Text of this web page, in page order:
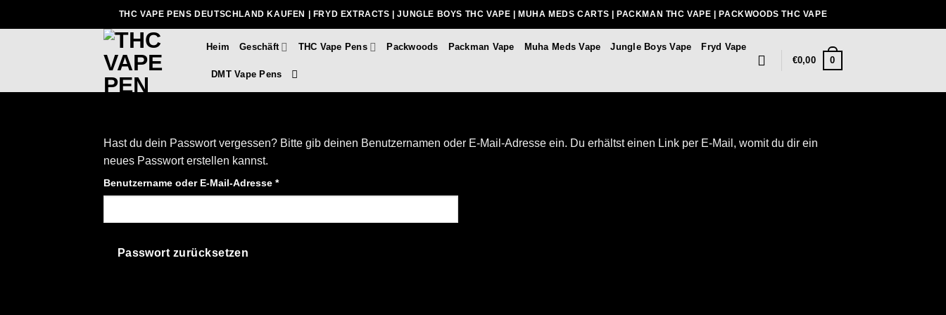
THC VAPE PENS DEUTSCHLAND KAUFEN | FRYD EXTRACTS | JUNGLE BOYS THC VAPE | MUHA MEDS CARTS | PACKMAN THC VAPE | PACKWOODS THC VAPE
Heim Geschäft THC Vape Pens Packwoods Packman Vape Muha Meds Vape Jungle Boys Vape Fryd Vape
DMT Vape Pens
€0,00 0
Hast du dein Passwort vergessen? Bitte gib deinen Benutzernamen oder E-Mail-Adresse ein. Du erhältst einen Link per E-Mail, womit du dir ein
neues Passwort erstellen kannst.
Benutzername oder E-Mail-Adresse *Erforderlich
Passwort zurücksetzen